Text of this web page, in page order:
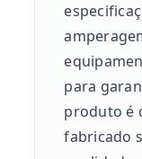
para
produto é
fabricado